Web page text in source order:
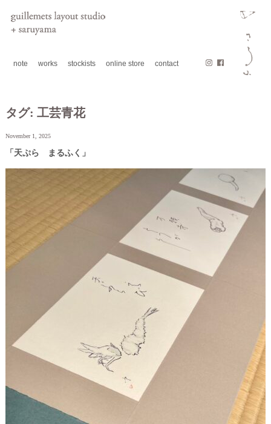
note works stockists online store contact
タグ: 工芸青花
November 1, 2025
「天ぷら まるふく」